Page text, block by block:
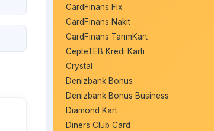
CardFinans Fix
CardFinans Nakit
CardFinans TarımKart
CepteTEB Kredi Kartı
Crystal
Denizbank Bonus
Denizbank Bonus Business
Diamond Kart
Diners Club Card